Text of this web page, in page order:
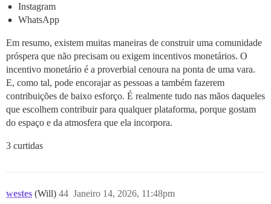
Instagram
WhatsApp
Em resumo, existem muitas maneiras de construir uma comunidade
próspera que não precisam ou exigem incentivos monetários. O
incentivo monetário é a proverbial cenoura na ponta de uma vara.
E, como tal, pode encorajar as pessoas a também fazerem
contribuições de baixo esforço. É realmente tudo nas mãos daqueles
que escolhem contribuir para qualquer plataforma, porque gostam
do espaço e da atmosfera que ela incorpora.
3 curtidas
westes (Will) Janeiro 14, 2026, 11:48pm
44